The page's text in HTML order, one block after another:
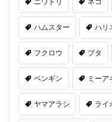
ハムスター ハリ
フクロウ ブタ
ペンギン ミーア
ヤマアラシ ライ